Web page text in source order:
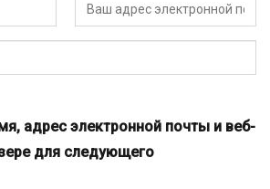
адрес электронной почты и веб-
для следующего